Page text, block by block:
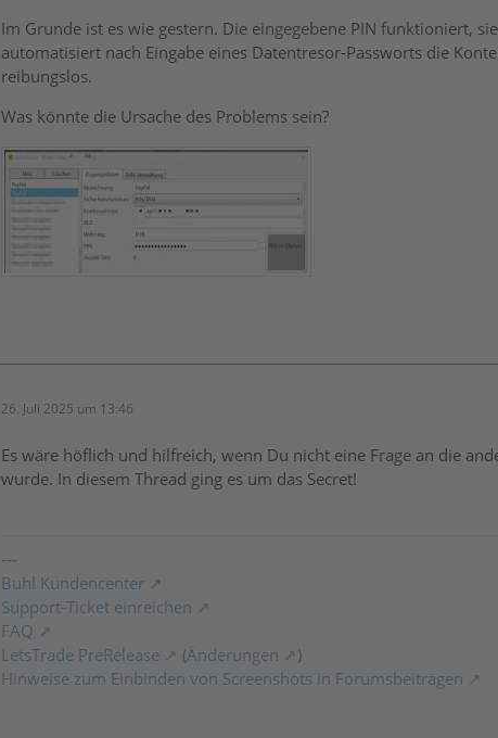
Im Grunde ist es wie gestern. Die eingegebene PIN funktioniert,
automatisiert nach Eingabe eines Datentresor-Passworts die
reibungslos.
Was könnte die Ursache des Problems sein?
26. Juli 2025 um 13:46
Es wäre höflich und hilfreich, wenn Du nicht eine Frage an die
wurde. In diesem Thread ging es um das Secret!
---
Buhl Kundencenter
Support-Ticket einreichen
FAQ
LetsTrade PreRelease
(Änderungen
)
Hinweise zum Einbinden von Screenshots in Forumsbeiträgen